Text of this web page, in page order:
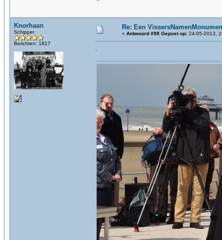
Knorhaan
Schipper
Berichten: 1817
Re: Een
« Antwoord #98 Gepost op: 24-05-2013,
.